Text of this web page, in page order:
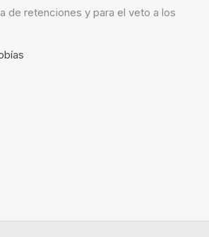
de retenciones y para el veto a los